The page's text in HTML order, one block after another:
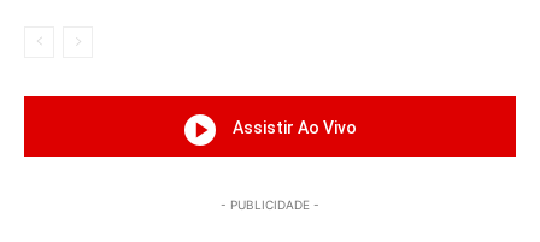
Assistir Ao Vivo
- PUBLICIDADE -